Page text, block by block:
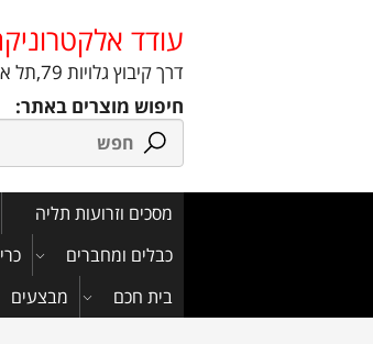
עודד
דרך קיבוץ גלויות 79,תל אביב
חיפוש מוצרים באתר:
מסכים וזרועות תליה
כבלים ומחברים
בית חכם
מבצעים